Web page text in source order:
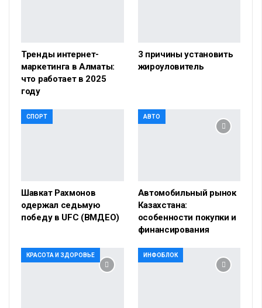
Тренды интернет-
маркетинга в Алматы:
что работает в 2025
году
3 причины установить
жироуловитель
СПОРТ
Шавкат Рахмонов
одержал седьмую
победу в UFC (ВМДЕО)
АВТО
Автомобильный рынок
Казахстана:
особенности покупки и
финансирования
КРАСОТА И ЗДОРОВЬЕ ИНФОБЛОК